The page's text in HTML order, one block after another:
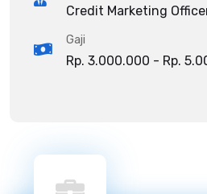
Credit Marketing
Gaji
Rp. 3.000.000 - Rp.